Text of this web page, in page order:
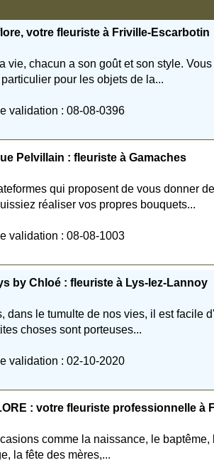
votre fleuriste à Friville-Escarbotin
vie, chacun a son goût et son style.
pour les objets de la...
validation : 08-08-0396
Pelvillain : fleuriste à Gamaches
qui proposent de vous donner
réaliser vos propres bouquets...
validation : 08-08-1003
by Chloé : fleuriste à Lys-lez-Lannoy
dans le tumulte de nos vies, il est facile
choses sont porteuses...
validation : 02-10-2020
: votre fleuriste professionnelle à
comme la naissance, le baptême,
la fête des mères,...